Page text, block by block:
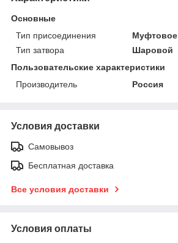
Основные
Тип присоединения
Муфтовое
Тип затвора
Шаровой
Пользовательские характеристики
Производитель
Россия
Условия доставки
Самовывоз
Бесплатная доставка
Все условия доставки
Условия оплаты